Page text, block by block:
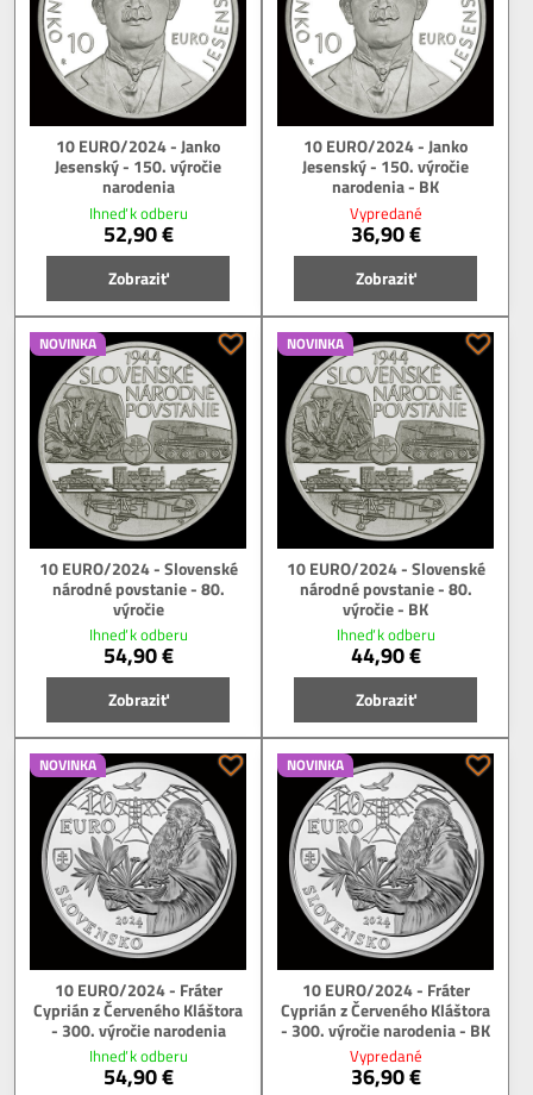
10 EURO/2024 - Janko
Jesenský - 150. výročie
narodenia
Ihneď k odberu
52,90 €
Zobraziť
10 EURO/2024 - Janko
Jesenský - 150. výročie
narodenia - BK
Vypredané
36,90 €
Zobraziť
NOVINKA
10 EURO/2024 - Slovenské
národné povstanie - 80.
výročie
Ihneď k odberu
54,90 €
Zobraziť
NOVINKA
10 EURO/2024 - Slovenské
národné povstanie - 80.
výročie - BK
Ihneď k odberu
44,90 €
Zobraziť
NOVINKA
10 EURO/2024 - Fráter
Cyprián z Červeného Kláštora
- 300. výročie narodenia
Ihneď k odberu
54,90 €
NOVINKA
10 EURO/2024 - Fráter
Cyprián z Červeného Kláštora
- 300. výročie narodenia - BK
Vypredané
36,90 €